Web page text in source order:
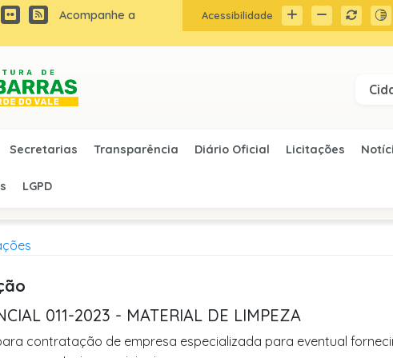
Acompanhe a
Acessibilidade
Secretarias Transparência Diário Oficial Licitações
LGPD
011-2023 - MATERIAL DE LIMPEZA
contratação de empresa especializada para eventual